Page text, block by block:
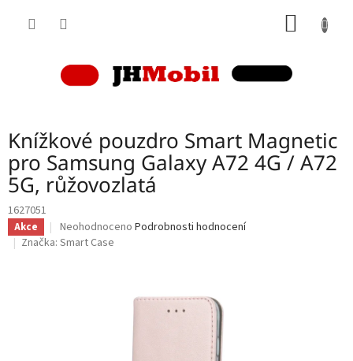
Knížkové pouzdro Smart Magnetic
pro Samsung Galaxy A72 4G / A72
5G, růžovozlatá
1627051
Akce
Průměrné
hodnocení
Neohodnoceno Podrobnosti hodnocení
Značka: Smart Case